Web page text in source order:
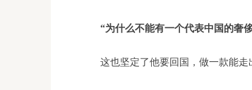
“为什么不能有一个代表中国的奢
这也坚定了他要回国，做一款能走